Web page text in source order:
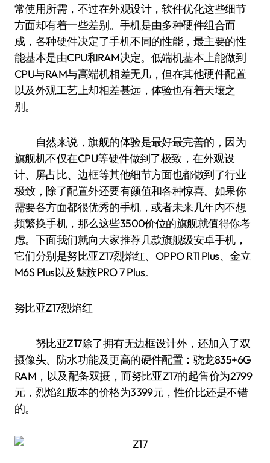
常使用所需，不过在外观设计，软件优化这些细节
方面却有着一些差别。手机是由多种硬件组合而
成，各种硬件决定了手机不同的性能，最主要的性
能基本是由CPU和RAM决定。低端机基本上能做到
CPU与RAM与高端机相差无几，但在其他硬件配置
以及外观工艺上却相差甚远，体验也有着天壤之
别。
自然来说，旗舰的体验是最好最完善的，因为
旗舰机不仅在CPU等硬件做到了极致，在外观设
计、屏占比、边框等其他细节方面也都做到了行业
极致，除了配置外还要有颜值和各种惊喜。如果你
需要各方面都很优秀的手机，或者未来几年内不想
频繁换手机，那么这些3500价位的旗舰就值得你考
虑。下面我们就向大家推荐几款旗舰级安卓手机，
它们分别是努比亚Z17烈焰红、OPPO R11 Plus、金立
M6S Plus以及魅族PRO 7 Plus。
努比亚Z17烈焰红
努比亚Z17除了拥有无边框设计外，还加入了双
摄像头、防水功能及更高的硬件配置：骁龙835+6G
RAM，以及配备双摄，而努比亚Z17的起售价为2799
元，烈焰红版本的价格为3399元，性价比还是不错
的。